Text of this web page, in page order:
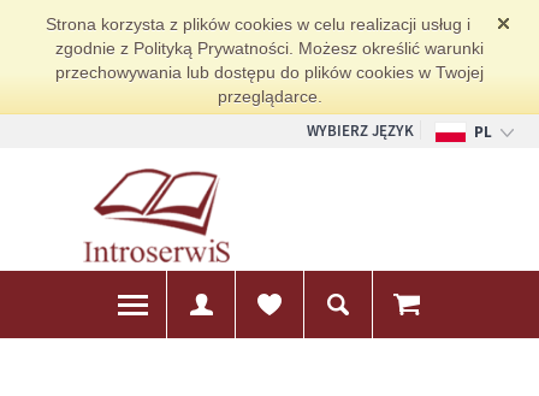
Strona korzysta z plików cookies w celu realizacji usług i
zgodnie z Polityką Prywatności. Możesz określić warunki
przechowywania lub dostępu do plików cookies w Twojej
przeglądarce.
WYBIERZ JĘZYK
PL